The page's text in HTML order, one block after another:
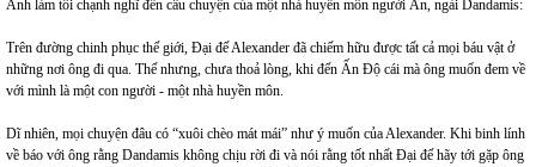
Anh làm tôi chạnh nghĩ đến câu chuyện của một nhà huyền môn người Ấn, ngài Dandamis:
Trên đường chinh phục thế giới, Đại đế Alexander đã chiếm hữu được tất cả mọi báu vật ở
những nơi ông đi qua. Thế nhưng, chưa thoả lòng, khi đến Ấn Độ cái mà ông muốn đem về
với mình là một con người - một nhà huyền môn.
Dĩ nhiên, mọi chuyện đâu có “xuôi chèo mát mái” như ý muốn của Alexander. Khi binh lính
về báo với ông rằng Dandamis không chịu rời đi và nói rằng tốt nhất Đại đế hãy tới gặp ông